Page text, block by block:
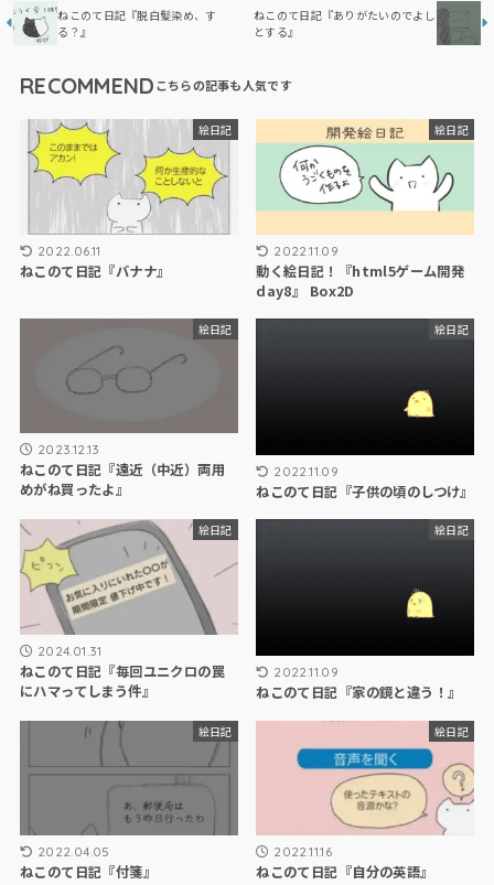
ねこのて日記『脱白髪染め、す
る？』
ねこのて日記『ありがたいのでよし
とする』
RECOMMEND
絵日記
2022.06.11
ねこのて日記『バナナ』
絵日記
2022.11.09
動く絵日記！『html5ゲーム開発
day8』 Box2D
絵日記
2023.12.13
ねこのて日記『遠近（中近）両用
めがね買ったよ』
絵日記
2022.11.09
ねこのて日記『子供の頃のしつけ』
絵日記
2024.01.31
ねこのて日記『毎回ユニクロの罠
にハマってしまう件』
絵日記
2022.11.09
ねこのて日記『家の鏡と違う！』
絵日記
2022.04.05
ねこのて日記『付箋』
絵日記
2022.11.16
ねこのて日記『自分の英語』